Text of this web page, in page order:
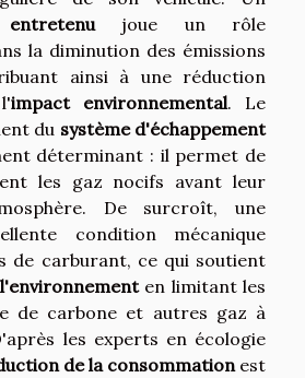
joue un rôle
la diminution des émissions
ainsi à une réduction
impact environnemental. Le
du système d'échappement
déterminant : il permet de
les gaz nocifs avant leur
De surcroît, une
condition mécanique
de carburant, ce qui soutient
en limitant les
de carbone et autres gaz à
les experts en écologie
de la consommation est